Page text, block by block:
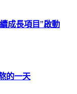
成長項目”啟動
的一天